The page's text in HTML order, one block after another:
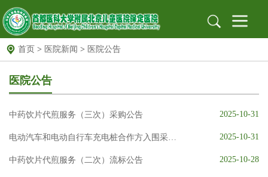
首页
医院概况
就医指南 出诊信息 保定专家 北京专家 地址位置
党建园地 党建文化园地 工作动态
首页 > 医院新闻 > 医院公告
医院公告
中药饮片代煎服务（三次）采购公告 2025-10-31
电动汽车和电动自行车充电桩合作方入围采购公告 2025-10-31
中药饮片代煎服务（二次）流标公告 2025-10-28